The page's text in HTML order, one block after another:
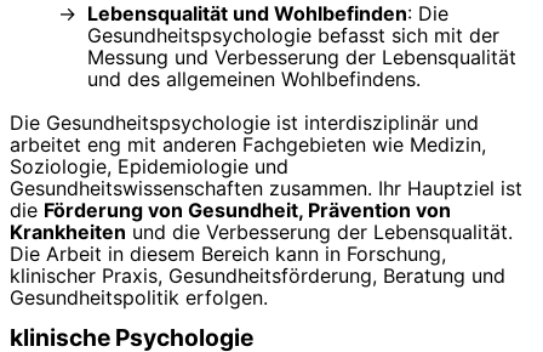
Lebensqualität und Wohlbefinden: Die
Gesundheitspsychologie befasst sich mit der
Messung und Verbesserung der Lebensqualität
und des allgemeinen Wohlbefindens.
Die Gesundheitspsychologie ist interdisziplinär und
arbeitet eng mit anderen Fachgebieten wie Medizin,
Soziologie, Epidemiologie und
Gesundheitswissenschaften zusammen. Ihr Hauptziel ist
die Förderung von Gesundheit, Prävention von
Krankheiten und die Verbesserung der Lebensqualität.
Die Arbeit in diesem Bereich kann in Forschung,
klinischer Praxis, Gesundheitsförderung, Beratung und
Gesundheitspolitik erfolgen.
klinische Psychologie